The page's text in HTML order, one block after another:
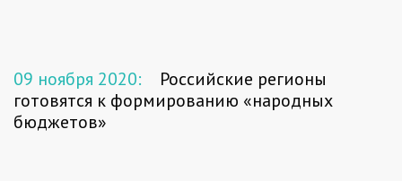
09 ноября 2020:
Российские регионы
готовятся к формированию «народных
бюджетов»